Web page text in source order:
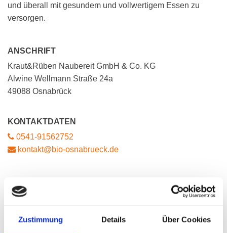
Zustimmung Details Über Cookies
und überall mit gesundem und vollwertigem Essen zu
versorgen.
ANSCHRIFT
Kraut&Rüben Naubereit GmbH & Co. KG
Alwine Wellmann Straße 24a
49088 Osnabrück
KONTAKTDATEN
 0541-91562752
 kontakt@bio-osnabrueck.de
SIE ERREICHEN UNS
Montag bis Freitag:
09.30 bis 13.00 Uhr